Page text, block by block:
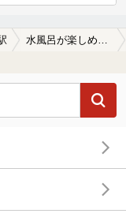
水風呂が楽しめる甲斐大泉駅近くの温泉、日帰り温泉、スーパー銭湯おすすめ